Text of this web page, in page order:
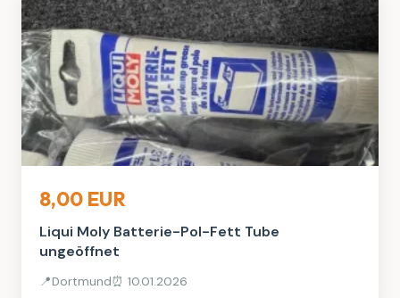
8,00 EUR
Liqui Moly Batterie-Pol-Fett Tube
ungeöffnet
📍Dortmund⏰ 10.01.2026